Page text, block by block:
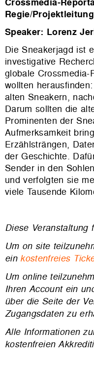
Regie/
Speaker: Lorenz
Die Sneakerjagd ist
investigative
globale
wollten
alten Sneakern,
Darum sollten die
Prominenten der
Aufmerksamkeit
Erzählsträngen,
der Geschichte.
Sender in den
und verfolgten sie
viele Tausende
Diese Veranstaltung
Um on site
ein kostenfreies
Um online
Ihren Account ein
über die Seite der
Zugangsdaten zu
Alle Informationen
kostenfreien